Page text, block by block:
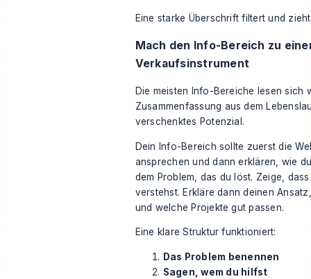
Eine starke Überschrift filtert und
Mach den Info-Bereich zu
Verkaufsinstrument
Die meisten Info-Bereiche lesen sich
Zusammenfassung aus dem
verschenktes Potenzial.
Dein Info-Bereich sollte zuerst die
ansprechen und dann erklären, wie
dem Problem, das du löst. Zeige,
verstehst. Erkläre dann deinen
und welche Projekte gut passen.
Eine klare Struktur funktioniert:
Das Problem benennen
Sagen, wem du hilfst